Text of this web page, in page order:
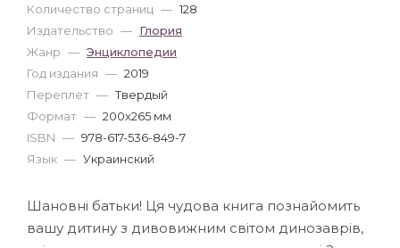
Количество страниц — 128
Издательство — Глория
Жанр — Энциклопедии
Год издания — 2019
Переплет — Твердый
Формат — 200x265 мм
ISBN — 978-617-536-849-7
Язык — Украинский
Шановні батьки! Ця чудова книга познайомить
вашу дитину з дивовижним світом динозаврів,